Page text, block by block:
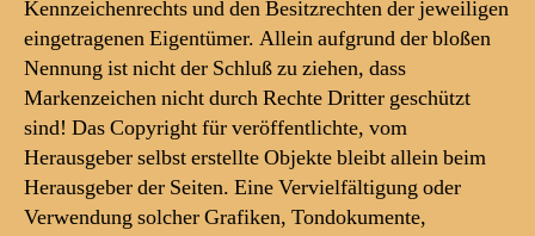
Kennzeichenrechts und den Besitzrechten der jeweiligen
eingetragenen Eigentümer. Allein aufgrund der bloßen
Nennung ist nicht der Schluß zu ziehen, dass
Markenzeichen nicht durch Rechte Dritter geschützt
sind! Das Copyright für veröffentlichte, vom
Herausgeber selbst erstellte Objekte bleibt allein beim
Herausgeber der Seiten. Eine Vervielfältigung oder
Verwendung solcher Grafiken, Tondokumente,